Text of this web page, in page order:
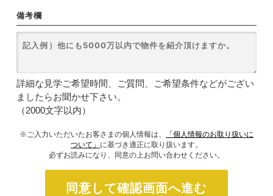
備考欄
詳細な見学ご希望時間、ご質問、ご希望条件などがござい
ましたらお聞かせ下さい。
（2000文字以内）
※ご入力いただいたお客さまの個人情報は、
「個人情報のお取り扱いに
ついて」 に基づき適正に取り扱います。
必ずお読みになり、同意の上お問い合わせください。
同意して確認画面へ進む